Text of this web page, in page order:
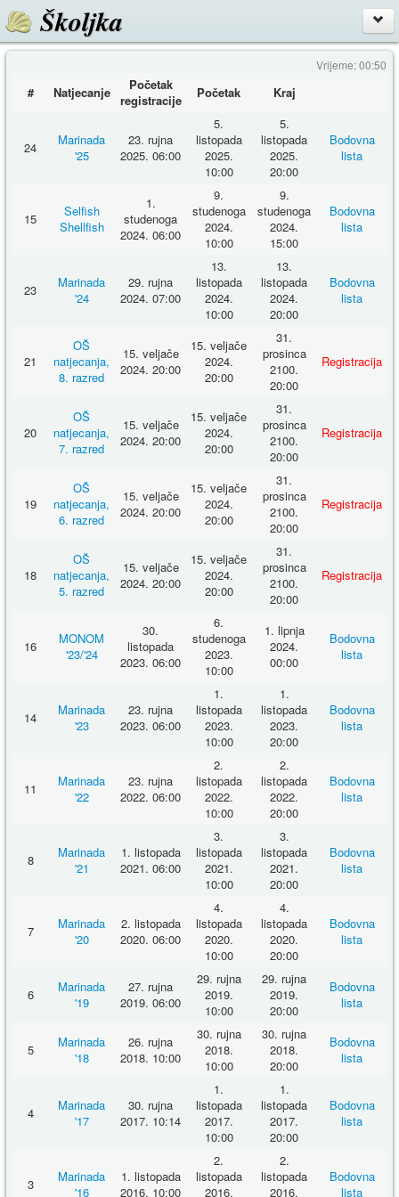
Školjka
Vrijeme: 00:50
# Natjecanje
Početak
registracije
Početak Kraj
24
Marinada
'25
23. rujna
2025. 06:00
5.
listopada
2025.
10:00
5.
listopada
2025.
20:00
Bodovna
lista
15
Selfish
Shellfish
1.
studenoga
2024. 06:00
9.
studenoga
2024.
10:00
9.
studenoga
2024.
15:00
Bodovna
lista
23
Marinada
'24
29. rujna
2024. 07:00
13.
listopada
2024.
10:00
13.
listopada
2024.
20:00
Bodovna
lista
21
OŠ
natjecanja,
8. razred
15. veljače
2024. 20:00
15. veljače
2024.
20:00
31.
prosinca
2100.
20:00
Registracija
20
OŠ
natjecanja,
7. razred
15. veljače
2024. 20:00
15. veljače
2024.
20:00
31.
prosinca
2100.
20:00
Registracija
19
OŠ
natjecanja,
6. razred
15. veljače
2024. 20:00
15. veljače
2024.
20:00
31.
prosinca
2100.
20:00
Registracija
18
OŠ
natjecanja,
5. razred
15. veljače
2024. 20:00
15. veljače
2024.
20:00
31.
prosinca
2100.
20:00
Registracija
16
MONOM
'23/'24
30.
listopada
2023. 06:00
6.
studenoga
2023.
10:00
1. lipnja
2024.
00:00
Bodovna
lista
14
Marinada
'23
23. rujna
2023. 06:00
1.
listopada
2023.
10:00
1.
listopada
2023.
20:00
Bodovna
lista
11
Marinada
'22
23. rujna
2022. 06:00
2.
listopada
2022.
10:00
2.
listopada
2022.
20:00
Bodovna
lista
8
Marinada
'21
1. listopada
2021. 06:00
3.
listopada
2021.
10:00
3.
listopada
2021.
20:00
Bodovna
lista
7
Marinada
'20
2. listopada
2020. 06:00
4.
listopada
2020.
10:00
4.
listopada
2020.
20:00
Bodovna
lista
6
Marinada
'19
27. rujna
2019. 06:00
29. rujna
2019.
10:00
29. rujna
2019.
20:00
Bodovna
lista
5
Marinada
'18
26. rujna
2018. 10:00
30. rujna
2018.
10:00
30. rujna
2018.
20:00
Bodovna
lista
4
Marinada
'17
30. rujna
2017. 10:14
1.
listopada
2017.
10:00
1.
listopada
2017.
20:00
Bodovna
lista
3
Marinada
'16
1. listopada
2016. 10:00
2.
listopada
2016.
2.
listopada
2016.
Bodovna
lista